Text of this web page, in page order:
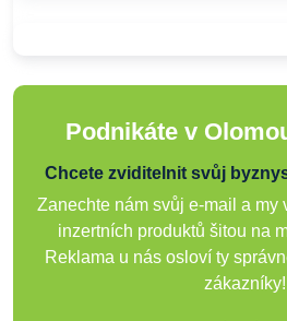
Podnikáte v
Chcete zviditelnit svůj
Zanechte nám svůj e-mail a my
inzertních produktů šitou na
Reklama u nás osloví ty
zákazníky!